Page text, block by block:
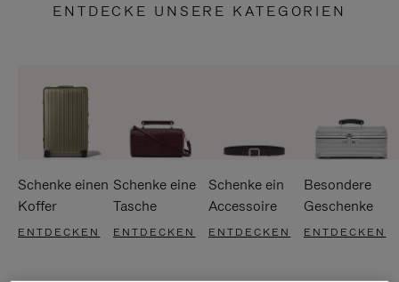
ENTDECKE UNSERE KATEGORIEN
Schenke einen
Koffer
ENTDECKEN
Schenke eine
Tasche
ENTDECKEN
Schenke ein
Accessoire
ENTDECKEN
Besondere
Geschenke
ENTDECKEN